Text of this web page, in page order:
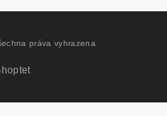
práva vyhrazena